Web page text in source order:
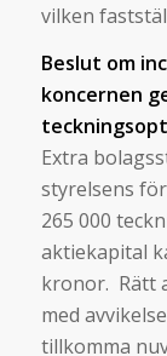
vilken
Beslut om
koncernen
Extra
styrelsens
265 000
aktiekapital
kronor. Rätt
med
tillkomma